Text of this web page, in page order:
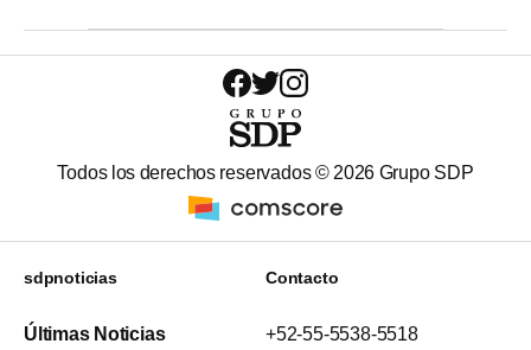
Todos los derechos reservados © 2026 Grupo SDP
sdpnoticias
Últimas Noticias
Contacto
+52-55-5538-5518